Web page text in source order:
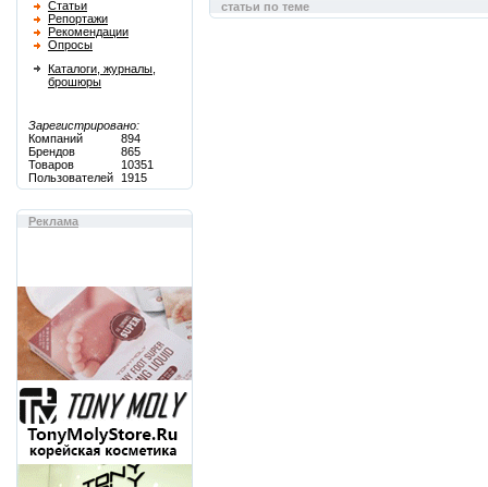
Статьи
Репортажи
Рекомендации
Опросы
Каталоги, журналы,
брошюры
Зарегистрировано:
Компаний
894
Брендов
865
Товаров
10351
Пользователей
1915
Реклама
статьи по теме